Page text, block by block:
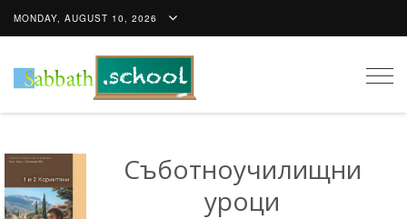
MONDAY, AUGUST 10, 2026
Съботноучилищни
уроци